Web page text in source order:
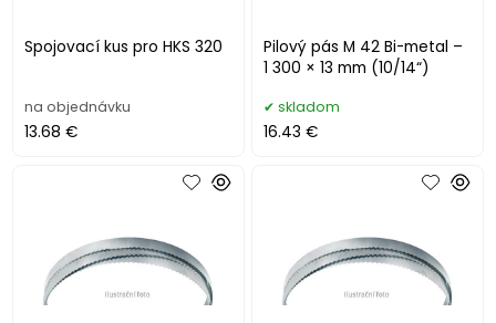
Spojovací kus pro HKS 320
na objednávku
13.68 €
Pilový pás M 42 Bi-metal –
1 300 × 13 mm (10/14“)
skladom
16.43 €